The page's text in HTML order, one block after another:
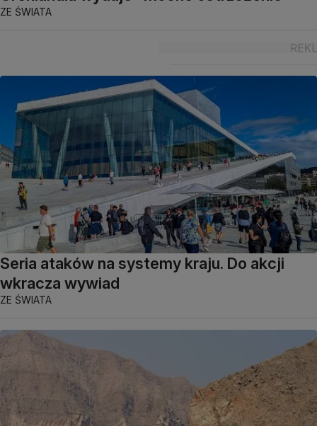
ZE ŚWIATA
Seria ataków na systemy kraju. Do akcji
wkracza wywiad
ZE ŚWIATA